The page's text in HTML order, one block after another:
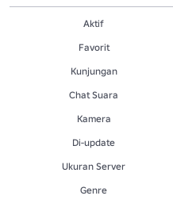
Aktif
Favorit
Kunjungan
Chat Suara
Kamera
Di-update
Ukuran Server
Genre